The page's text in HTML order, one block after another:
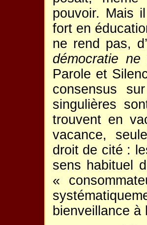
pouvoir. Mais
fort en
ne rend pas,
démocratie ne
Parole et
consensus
singulières
trouvent en
vacance,
droit de cité :
sens habituel
«
bienveillance à